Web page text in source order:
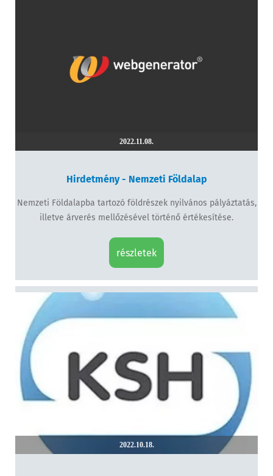
2022.11.08.
Hirdetmény - Nemzeti Földalap
Nemzeti Földalapba tartozó földrészek nyilvános pályáztatás,
illetve árverés mellőzésével történő értékesítése.
részletek
2022.10.18.